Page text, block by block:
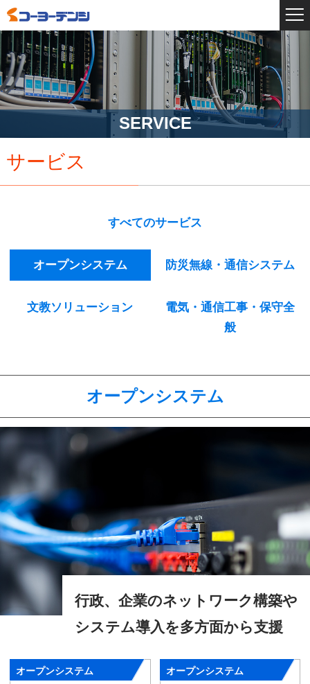
SERVICE
サービス
すべてのサービス
オープンシステム 防災無線・通信システム
文教ソリューション
電気・通信工事・保守全
般
オープンシステム
行政、企業のネットワーク構築や
システム導入を多方面から支援
オープンシステム オープンシステム